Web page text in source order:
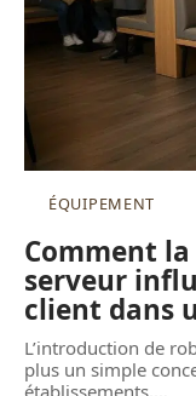
ÉQUIPEMENT
Comment la
serveur
client dans
L’introduction de
plus un simple
établissements,…